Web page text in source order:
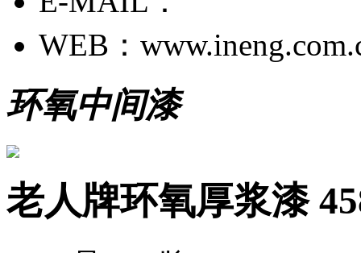
WEB：
环氧中间漆
老人牌环氧厚浆漆